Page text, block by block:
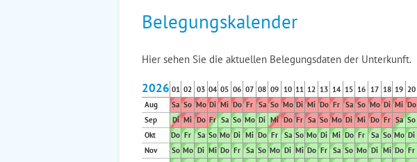
Belegungskalender
Hier sehen Sie die aktuellen Belegungsdaten der Unterkunft.
2026 01 02 03 04 05 06 07 08 09 10 11 12 13 14 15 16 17 18 19 20
Aug
Sa So Mo Di Mi Do Fr Sa So Mo Di Mi Do Fr Sa So Mo Di Mi Do
Sep
Di Mi Do Fr Sa So Mo Di Mi Do Fr Sa So Mo Di Mi Do Fr Sa So
Okt
Do Fr Sa So Mo Di Mi Do Fr Sa So Mo Di Mi Do Fr Sa So Mo Di
Nov
So Mo Di Mi Do Fr Sa So Mo Di Mi Do Fr Sa So Mo Di Mi Do Fr